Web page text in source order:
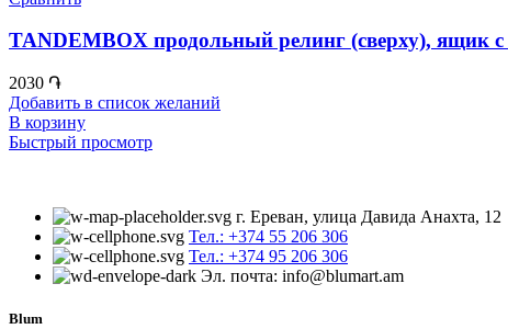
TANDEMBOX продольный релинг (сверху),
2030 ֏
Добавить в список желаний
В корзину
Быстрый просмотр
г. Ереван, улица Давида Анахта, 12
Тел.: +374 55 206 306
Тел.: +374 95 206 306
Эл. почта: info@blumart.am
Blum